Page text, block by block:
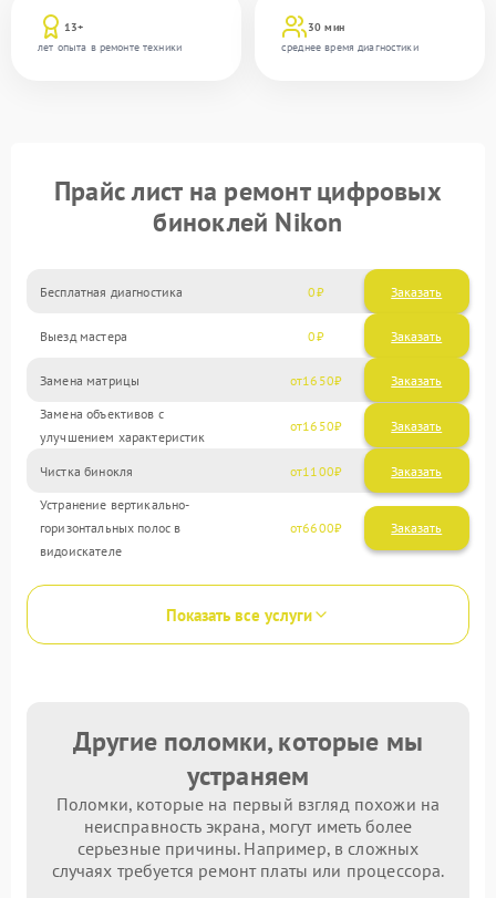
13+
лет опыта в ремонте техники
30 мин
среднее время диагностики
Прайс лист на ремонт цифровых
биноклей Nikon
Бесплатная диагностика 0 Заказать
Выезд мастера 0 Заказать
Замена матрицы 1650
Замена объективов с
улучшением характеристик
1650
Чистка бинокля 1100
Устранение вертикально-
горизонтальных полос в
видоискателе
6600
Показать все услуги
Другие поломки, которые мы
устраняем
Поломки, которые на первый взгляд похожи на
неисправность экрана, могут иметь более
серьезные причины. Например, в сложных
случаях требуется ремонт платы или процессора.